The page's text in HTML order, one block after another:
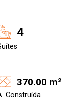
4
370.00 m²
Construída